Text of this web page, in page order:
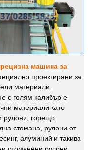
машина за
проектирани за
материали.
с голям калибър е
материали като
рулони, горещо
стомана, рулони от
алуминий и такива
стоманени рулони.